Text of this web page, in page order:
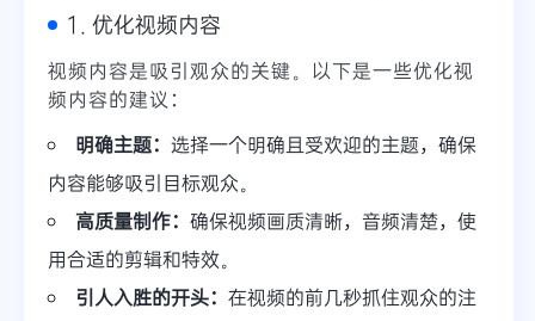
1. 优化视频内容
视频内容是吸引观众的关键。以下是一些优化视
频内容的建议：
明确主题： 选择一个明确且受欢迎的主题，确保
内容能够吸引目标观众。
高质量制作： 确保视频画质清晰，音频清楚，使
用合适的剪辑和特效。
引人入胜的开头： 在视频的前几秒抓住观众的注